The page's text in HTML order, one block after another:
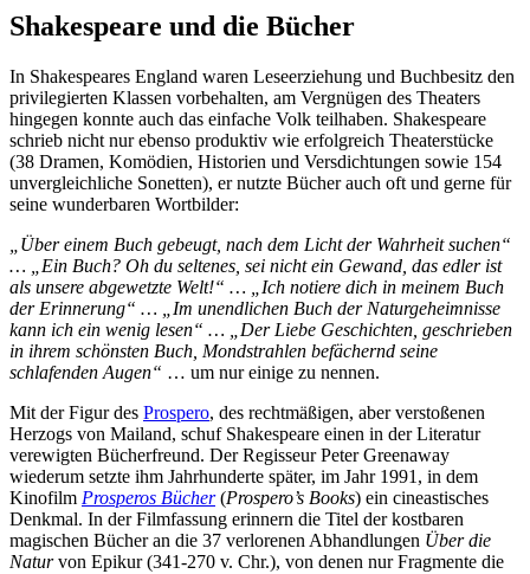
Shakespeare und die Bücher
In Shakespeares England waren Leseerziehung und Buchbesitz den
privilegierten Klassen vorbehalten, am Vergnügen des Theaters
hingegen konnte auch das einfache Volk teilhaben. Shakespeare
schrieb nicht nur ebenso produktiv wie erfolgreich Theaterstücke
(38 Dramen, Komödien, Historien und Versdichtungen sowie 154
unvergleichliche Sonetten), er nutzte Bücher auch oft und gerne für
seine wunderbaren Wortbilder:
„Über einem Buch gebeugt, nach dem Licht der Wahrheit suchen“
… „Ein Buch? Oh du seltenes, sei nicht ein Gewand, das edler ist
als unsere abgewetzte Welt!“ … „Ich notiere dich in meinem Buch
der Erinnerung“ … „Im unendlichen Buch der Naturgeheimnisse
kann ich ein wenig lesen“ … „Der Liebe Geschichten, geschrieben
in ihrem schönsten Buch, Mondstrahlen befächernd seine
schlafenden Augen“ … um nur einige zu nennen.
Mit der Figur des Prospero, des rechtmäßigen, aber verstoßenen
Herzogs von Mailand, schuf Shakespeare einen in der Literatur
verewigten Bücherfreund. Der Regisseur Peter Greenaway
wiederum setzte ihm Jahrhunderte später, im Jahr 1991, in dem
Kinofilm Prosperos Bücher(Prospero’s Books) ein cineastisches
Denkmal. In der Filmfassung erinnern die Titel der kostbaren
magischen Bücher an die 37 verlorenen Abhandlungen Über die
Naturvon Epikur (341-270 v. Chr.), von denen nur Fragmente die